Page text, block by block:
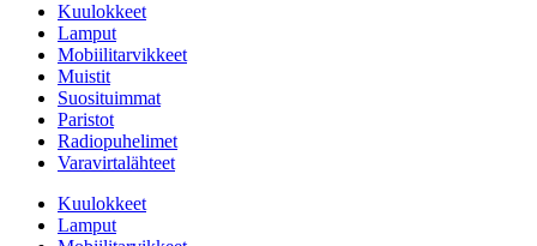
Kuulokkeet
Lamput
Mobiilitarvikkeet
Muistit
Suosituimmat
Paristot
Radiopuhelimet
Varavirtalähteet
Kuulokkeet
Lamput